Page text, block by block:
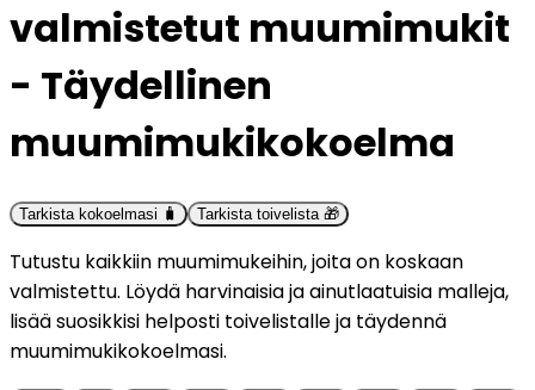
valmistetut muumimukit
- Täydellinen
muumimukikokoelma
Tarkista kokoelmasi 🧳 Tarkista toivelista 🎁
Tutustu kaikkiin muumimukeihin, joita on koskaan
valmistettu. Löydä harvinaisia ja ainutlaatuisia malleja,
lisää suosikkisi helposti toivelistalle ja täydennä
muumimukikokoelmasi.